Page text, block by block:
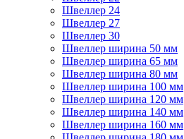
Швеллер 24
Швеллер 27
Швеллер 30
Швеллер ширина 50 мм
Швеллер ширина 65 мм
Швеллер ширина 80 мм
Швеллер ширина 100 мм
Швеллер ширина 120 мм
Швеллер ширина 140 мм
Швеллер ширина 160 мм